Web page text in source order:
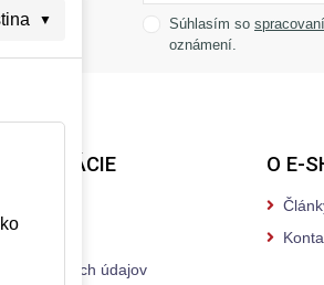
Súhlasím so
oznámení.
osobných údajov
O E-
▼